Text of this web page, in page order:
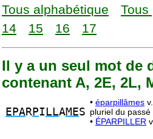
Tous alphabétique Tous
14
15 16 17
Il y a un seul mot de
contenant A, 2E, 2L,
EPARPI LLAMES
• éparpillâmes
pluriel du
• ÉPARPILLER